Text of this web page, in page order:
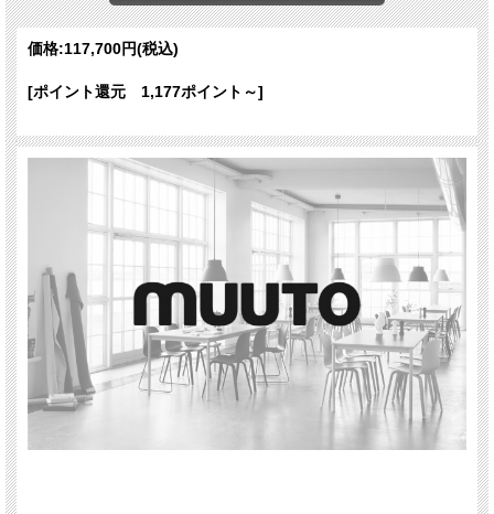
価格:117,700円(税込)
[ポイント還元 1,177ポイント～]